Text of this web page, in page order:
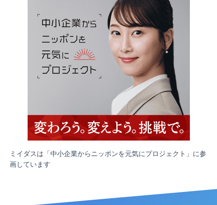
ミイダスは「中小企業からニッポンを元気にプロジェクト」に参
画しています